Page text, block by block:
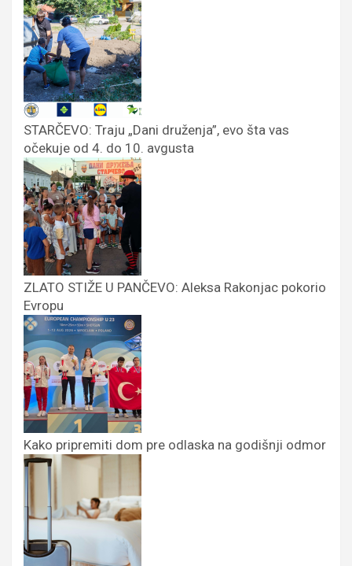
STARČEVO: Traju „Dani druženja”, evo šta vas
očekuje od 4. do 10. avgusta
ZLATO STIŽE U PANČEVO: Aleksa Rakonjac pokorio
Evropu
Kako pripremiti dom pre odlaska na godišnji odmor